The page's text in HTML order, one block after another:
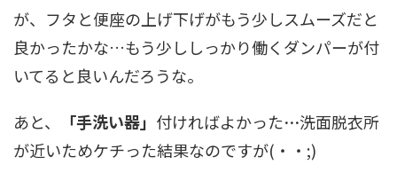
が、フタと便座の上げ下げがもう少しスムーズだと
良かったかな…もう少ししっかり働くダンパーが付
いてると良いんだろうな。
あと、
「手洗い器」 付ければよかった…洗面脱衣所
が近いためケチった結果なのですが(・・;)